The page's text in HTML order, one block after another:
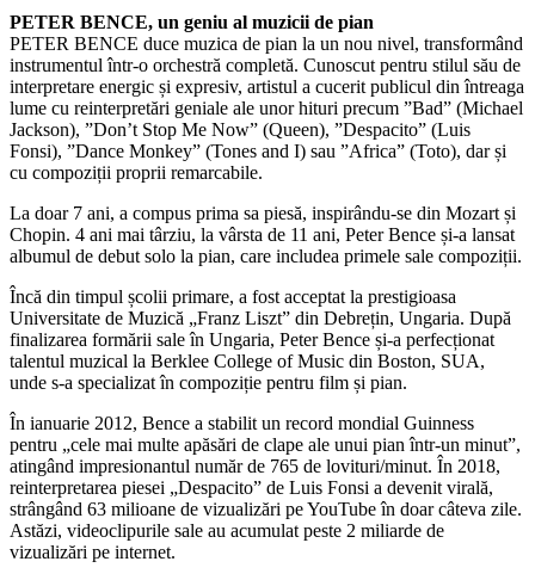
PETER BENCE, un geniu al muzicii de pian
PETER BENCE duce muzica de pian la un nou nivel, transformând
instrumentul într-o orchestră completă. Cunoscut pentru stilul său de
interpretare energic și expresiv, artistul a cucerit publicul din întreaga
lume cu reinterpretări geniale ale unor hituri precum ”Bad” (Michael
Jackson), ”Don’t Stop Me Now” (Queen), ”Despacito” (Luis
Fonsi), ”Dance Monkey” (Tones and I) sau ”Africa” (Toto), dar și
cu compoziții proprii remarcabile.
La doar 7 ani, a compus prima sa piesă, inspirându-se din Mozart și
Chopin. 4 ani mai târziu, la vârsta de 11 ani, Peter Bence și-a lansat
albumul de debut solo la pian, care includea primele sale compoziții.
Încă din timpul școlii primare, a fost acceptat la prestigioasa
Universitate de Muzică „Franz Liszt” din Debrețin, Ungaria. După
finalizarea formării sale în Ungaria, Peter Bence și-a perfecționat
talentul muzical la Berklee College of Music din Boston, SUA,
unde s-a specializat în compoziție pentru film și pian.
În ianuarie 2012, Bence a stabilit un record mondial Guinness
pentru „cele mai multe apăsări de clape ale unui pian într-un minut”,
atingând impresionantul număr de 765 de lovituri/minut. În 2018,
reinterpretarea piesei „Despacito” de Luis Fonsi a devenit virală,
strângând 63 milioane de vizualizări pe YouTube în doar câteva zile.
Astăzi, videoclipurile sale au acumulat peste 2 miliarde de
vizualizări pe internet.